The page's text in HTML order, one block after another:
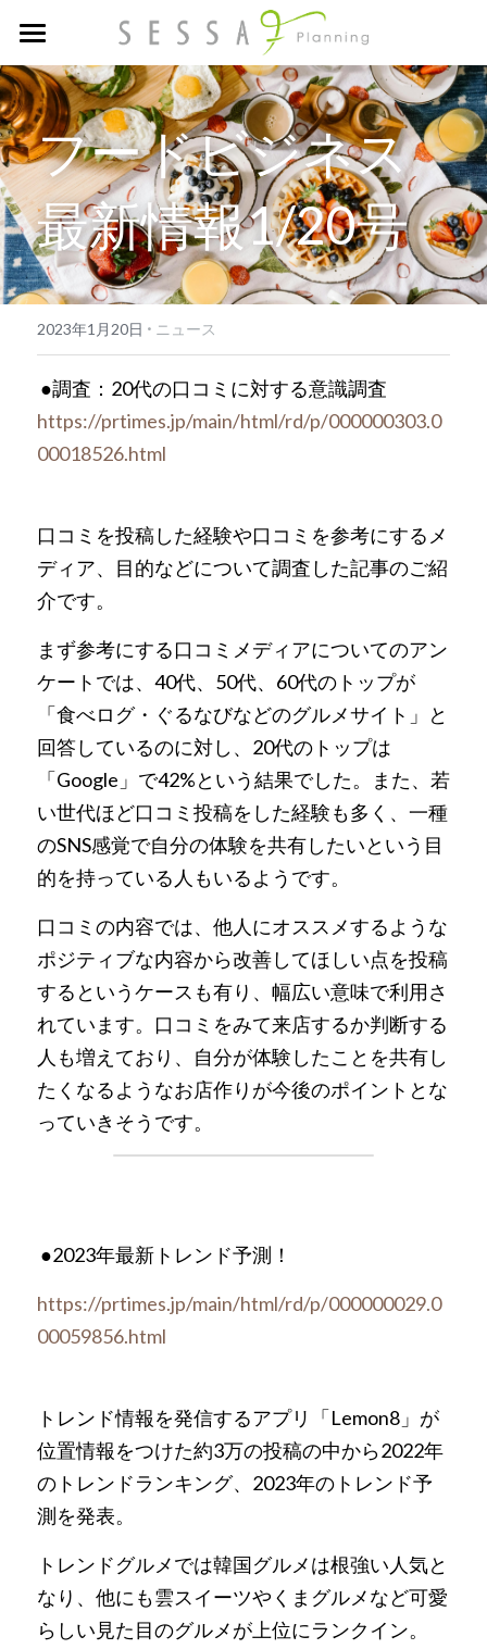
トップ
お客様の声・実績
フードビジネスNEWS
FAQ
リクルート
お問い合わせ
フードビジネス
最新情報1/20号
2023年1月20日 · ニュース
●調査：20代の口コミに対する意識調査
https://prtimes.jp/main/html/rd/p/000000303.0
00018526.html
口コミを投稿した経験や口コミを参考にするメ
ディア、目的などについて調査した記事のご紹
介です。
まず参考にする口コミメディアについてのアン
ケートでは、40代、50代、60代のトップが
「食べログ・ぐるなびなどのグルメサイト」と
回答しているのに対し、20代のトップは
「Google」で42%という結果でした。また、若
い世代ほど口コミ投稿をした経験も多く、一種
のSNS感覚で自分の体験を共有したいという目
的を持っている人もいるようです。
口コミの内容では、他人にオススメするような
ポジティブな内容から改善してほしい点を投稿
するというケースも有り、幅広い意味で利用さ
れています。口コミをみて来店するか判断する
人も増えており、自分が体験したことを共有し
たくなるようなお店作りが今後のポイントとな
っていきそうです。
●2023年最新トレンド予測！
https://prtimes.jp/main/html/rd/p/000000029.0
00059856.html
トレンド情報を発信するアプリ「Lemon8」が
位置情報をつけた約3万の投稿の中から2022年
のトレンドランキング、2023年のトレンド予
測を発表。
トレンドグルメでは韓国グルメは根強い人気と
なり、他にも雲スイーツやくまグルメなど可愛
らしい見た目のグルメが上位にランクイン。